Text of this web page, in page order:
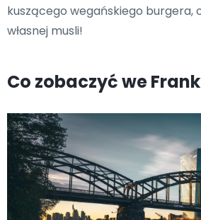
kuszącego wegańskiego burgera,
własnej musli!
Co zobaczyć we